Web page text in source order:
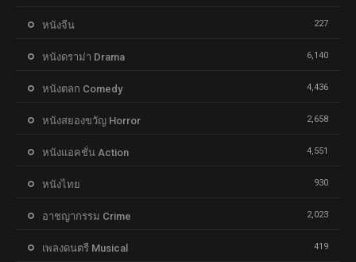
หนังจีน 227
หนังดราม่า Drama 6,140
หนังตลก Comedy 4,436
หนังสยองขวัญ Horror 2,658
หนังแอคชั่น Action 4,551
หนังไทย 930
อาชญากรรม Crime 2,023
เพลงดนตรี Musical 419